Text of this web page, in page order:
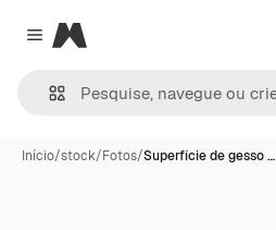
Close menu
Magnific
Início/stock/Fotos/Superfície de gesso …